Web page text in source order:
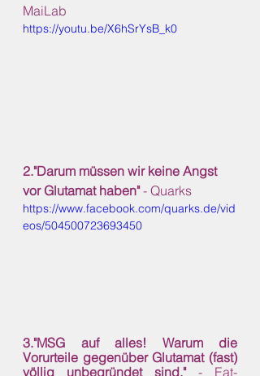
MaiLab
https://youtu.be/X6hSrYsB_k0
2."Darum müssen wir keine Angst
vor Glutamat haben" - Quarks
https://www.facebook.com/quarks.de/vid
eos/504500723693450
3."MSG auf alles! Warum die
Vorurteile gegenüber Glutamat (fast)
völlig unbegründet sind." - Eat-